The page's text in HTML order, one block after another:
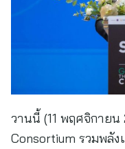
วานนี้ (11 พฤศจิกาย
Consortium รวมพลั